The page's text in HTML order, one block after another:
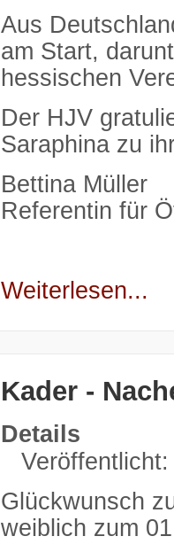
Aus
am Start,
hessischen
Der HJV
Saraphina zu
Bettina Müller
Referentin für
Weiterlesen...
Kader -
Details
Glückwunsch
weiblich zum